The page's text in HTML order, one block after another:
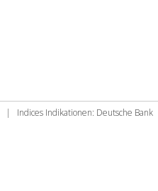
| Indices Indikationen: Deutsche Bank